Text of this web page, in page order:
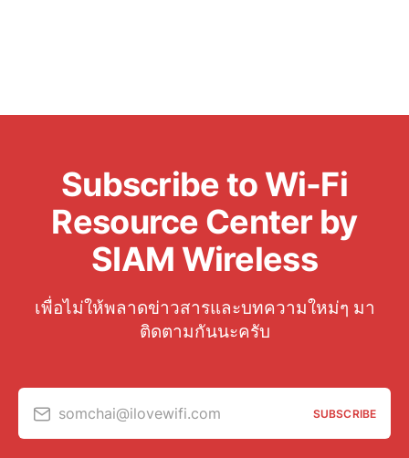
Subscribe to Wi-Fi
Resource Center by
SIAM Wireless
เพื่อไม่ให้พลาดข่าวสารและบทความใหม่ๆ มา
ติดตามกันนะครับ
somchai@ilovewifi.com SUBSCRIBE